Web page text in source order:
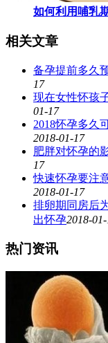
如何利用哺乳
相关文章
备孕提前多久
17
现在女性怀孩
01-17
2018怀孕多久
2018-01-17
肥胖对怀孕的
17
快速怀孕要注
2018-01-17
排卵期同房后
出怀孕2018-
热门资讯